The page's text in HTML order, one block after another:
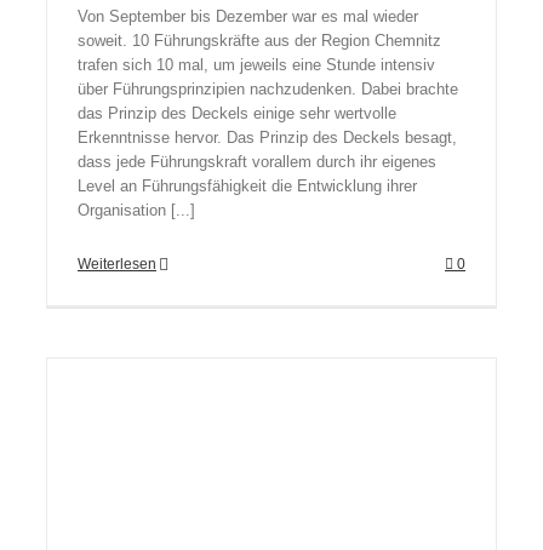
Von September bis Dezember war es mal wieder
soweit. 10 Führungskräfte aus der Region Chemnitz
trafen sich 10 mal, um jeweils eine Stunde intensiv
über Führungsprinzipien nachzudenken. Dabei brachte
das Prinzip des Deckels einige sehr wertvolle
Erkenntnisse hervor. Das Prinzip des Deckels besagt,
dass jede Führungskraft vorallem durch ihr eigenes
Level an Führungsfähigkeit die Entwicklung ihrer
Organisation [...]
Weiterlesen 0